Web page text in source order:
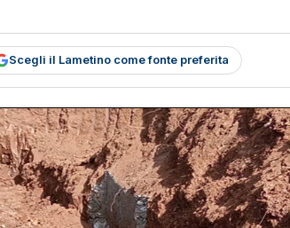
Scegli il Lametino come fonte preferita